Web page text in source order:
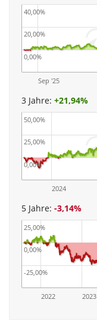
Sep '25
0,00%
20,00%
40,00%
3 Jahre: +21,94%
2024
0,00%
25,00%
50,00%
5 Jahre: -3,14%
2022 2023
-25,00%
0,00%
25,00%